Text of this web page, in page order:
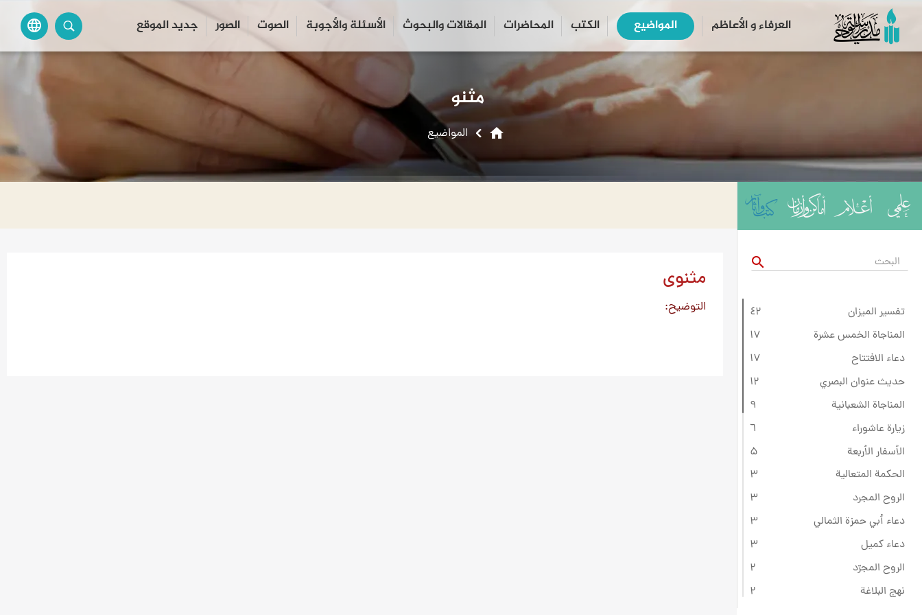
العرفاء و الأعاظم المواضیع الكتب المحاضرات المقالات والبحوث الأسئلة والأجوبة الصوت الصور جديد الموقع language search
close
مثنوی
home المواضیع
search
تفسير الميزان
٤۲
المناجاة الخمس عشرة
۱۷
دعاء الافتتاح
۱۷
حديث عنوان البصري
۱۲
المناجاة الشعبانية
٩
زيارة عاشوراء
٦
الأسفار الأربعة
۵
الحكمة المتعالية
۳
الروح المجرد
۳
دعاء أبي حمزة الثمالي
۳
دعاء كميل
۳
الروح المجرّد
۲
نهج البلاغة
۲
مثنوی
التوضيح